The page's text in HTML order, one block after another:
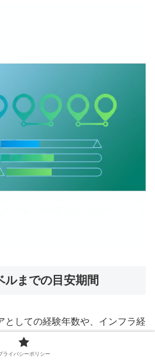
ルまでの目安期間
としての経験年数や、インフラ経
りますが、以下が一般的な目安で
ライバシーポリシー